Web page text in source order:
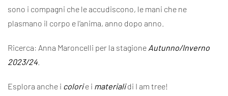
sono i compagni che le accudiscono, le mani che ne
plasmano il corpo e l’anima, anno dopo anno.
Ricerca: Anna Maroncelli per la stagione Autunno/Inverno
2023/24
Esplora anche i colori e i materiali di I am tree!